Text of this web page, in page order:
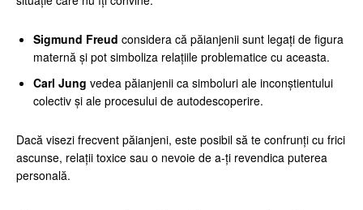
Sigmund Freud considera că păianjenii sunt legați de figura
maternă și pot simboliza relațiile problematice cu aceasta.
Carl Jung vedea păianjenii ca simboluri ale inconștientului
colectiv și ale procesului de autodescoperire.
Dacă visezi frecvent păianjeni, este posibil să te confrunți cu frici
ascunse, relații toxice sau o nevoie de a-ți revendica puterea
personală.